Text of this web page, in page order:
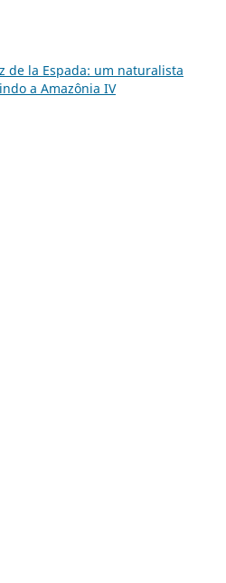
de la Espada: um naturalista
a Amazônia IV